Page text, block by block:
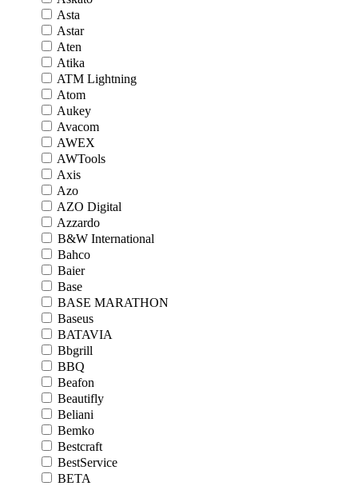
Asta
Astar
Aten
Atika
ATM Lightning
Atom
Aukey
Avacom
AWEX
AWTools
Axis
Azo
AZO Digital
Azzardo
B&W International
Bahco
Baier
Base
BASE MARATHON
Baseus
BATAVIA
Bbgrill
BBQ
Beafon
Beautifly
Beliani
Bemko
Bestcraft
BestService
BETA